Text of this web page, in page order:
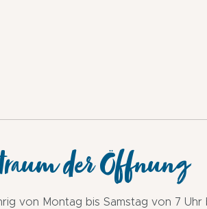
der Öffnung
von Montag bis Samstag von 7 Uhr